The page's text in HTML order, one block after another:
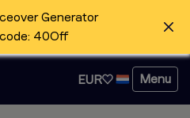
Generator
40Off
EUR Menu